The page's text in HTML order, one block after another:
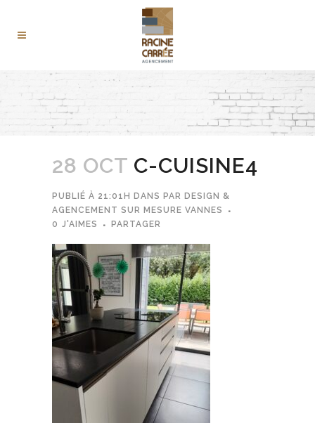
28 OCT C-CUISINE4
PUBLIÉ À 21:01H DANS PAR DESIGN &
AGENCEMENT SUR MESURE VANNES
0 J'AIMES PARTAGER